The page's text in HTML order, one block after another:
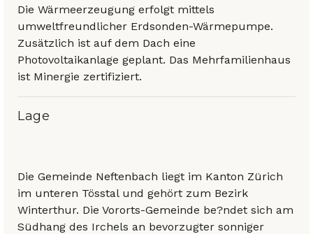
Die Wärmeerzeugung erfolgt mittels
umweltfreundlicher Erdsonden-Wärmepumpe.
Zusätzlich ist auf dem Dach eine
Photovoltaikanlage geplant. Das Mehrfamilienhaus
ist Minergie zertifiziert.
Lage
Die Gemeinde Neftenbach liegt im Kanton Zürich
im unteren Tösstal und gehört zum Bezirk
Winterthur. Die Vororts-Gemeinde be?ndet sich am
Südhang des Irchels an bevorzugter sonniger